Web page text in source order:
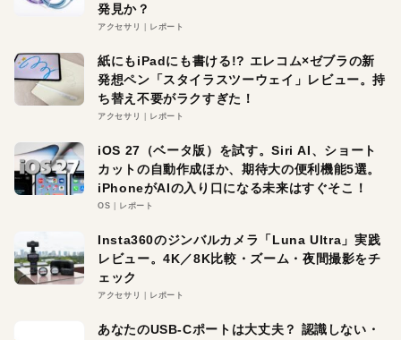
発見か？
アクセサリ レポート
紙にもiPadにも書ける!? エレコム×ゼブラの新
発想ペン「スタイラスツーウェイ」レビュー。持
ち替え不要がラクすぎた！
アクセサリ レポート
iOS 27（ベータ版）を試す。Siri AI、ショート
カットの自動作成ほか、期待大の便利機能5選。
iPhoneがAIの入り口になる未来はすぐそこ！
OS レポート
Insta360のジンバルカメラ「Luna Ultra」実践
レビュー。4K／8K比較・ズーム・夜間撮影をチ
ェック
アクセサリ レポート
あなたのUSB-Cポートは大丈夫？ 認識しない・